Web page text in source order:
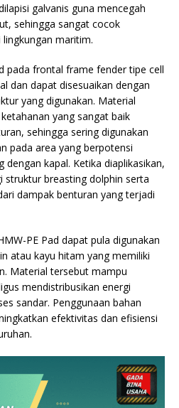
galvanis guna mencegah
sehingga sangat cocok
maritim.
pada frontal frame fender tipe cell
dan dapat disesuaikan dengan
yang digunakan. Material
yang sangat baik
sehingga sering digunakan
pada area yang berpotensi
kapal. Ketika diaplikasikan,
struktur breasting dolphin serta
dampak benturan yang terjadi
PE Pad dapat pula digunakan
atau kayu hitam yang memiliki
Material tersebut mampu
mendistribusikan energi
sandar. Penggunaan bahan
efektivitas dan efisiensi